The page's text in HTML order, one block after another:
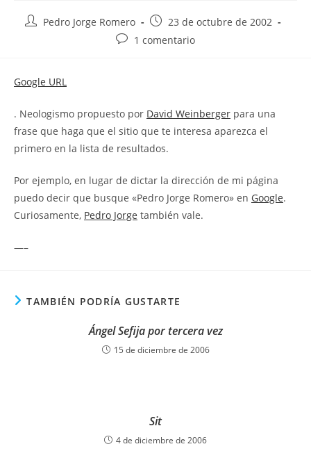
AutorPedro Jorge Romero
Publicación
de
23 de octubre de 2002
Comentarios
1 comentario
Google URL
. Neologismo propuesto por David Weinberger para una
frase que haga que el sitio que te interesa aparezca el
primero en la lista de resultados.
Por ejemplo, en lugar de dictar la dirección de mi página
puedo decir que busque «Pedro Jorge Romero» en Google.
Curiosamente, Pedro Jorge también vale.
—–
TAMBIÉN PODRÍA GUSTARTE
Ángel Sefija por tercera vez
15 de diciembre de 2006
Sit
4 de diciembre de 2006